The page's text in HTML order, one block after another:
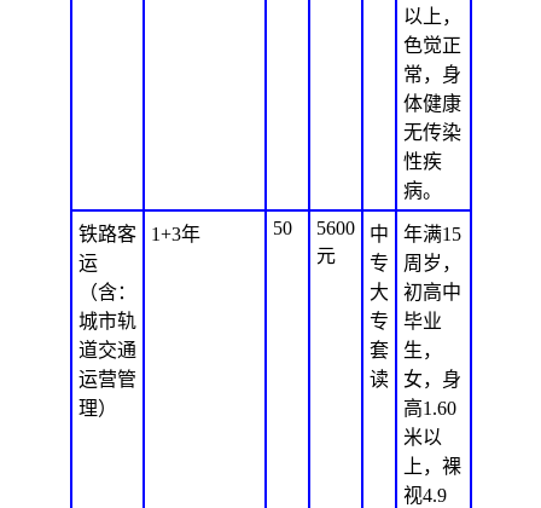
以上，
色觉正
常，身
体健康
无传染
性疾
病。
铁路客
运
（含：
城市轨
道交通
运营管
理）
1+3年 50
5600
元
中
专
大
专
套
读
年满15
周岁，
初高中
毕业
生，
女，身
高1.60
米以
上，裸
视4.9